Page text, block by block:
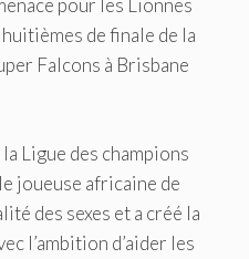
pour les Lionnes
de finale de la
Falcons à Brisbane
Ligue des champions
joueuse africaine de
des sexes et a créé la
l’ambition d’aider les